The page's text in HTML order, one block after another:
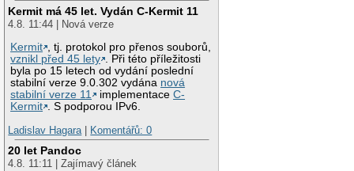
Kermit má 45 let. Vydán C-Kermit 11
4.8. 11:44 | Nová verze
Kermit , tj. protokol pro přenos souborů,
vznikl před 45 lety . Při této příležitosti
byla po 15 letech od vydání poslední
stabilní verze 9.0.302 vydána nová
stabilní verze 11
implementaceC-
Kermit . S podporou IPv6.
Ladislav Hagara | Komentářů: 0
20 let Pandoc
4.8. 11:11 | Zajímavý článek